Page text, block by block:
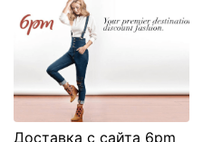
Доставка с сайта 6pm